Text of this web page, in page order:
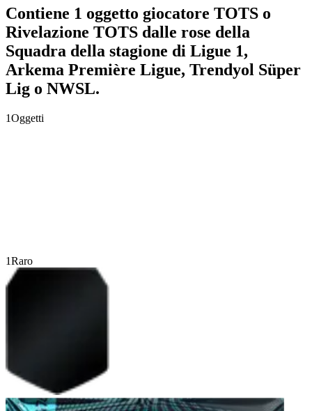
Contiene 1 oggetto giocatore TOTS o
Rivelazione TOTS dalle rose della
Squadra della stagione di Ligue 1,
Arkema Première Ligue, Trendyol Süper
Lig o NWSL.
1Oggetti
1Raro